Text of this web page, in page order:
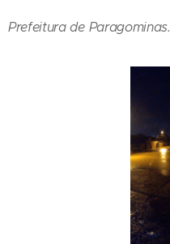
Prefeitura de Paragominas.